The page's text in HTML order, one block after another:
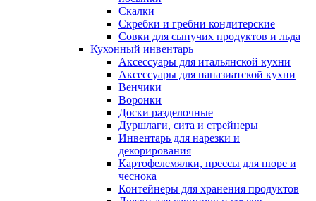
Скалки
Скребки и гребни кондитерские
Совки для сыпучих продуктов и льда
Кухонный инвентарь
Аксессуары для итальянской кухни
Аксессуары для паназиатской кухни
Венчики
Воронки
Доски разделочные
Дуршлаги, сита и стрейнеры
Инвентарь для нарезки и
декорирования
Картофелемялки, прессы для пюре и
чеснока
Контейнеры для хранения продуктов